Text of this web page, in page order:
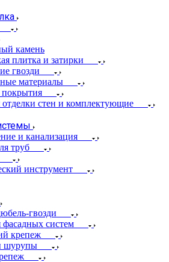
камень
плитка и затирки
гвозди
материалы
стен и комплектующие
и канализация
труб
инструмент
гвозди
систем
крепеж
шурупы